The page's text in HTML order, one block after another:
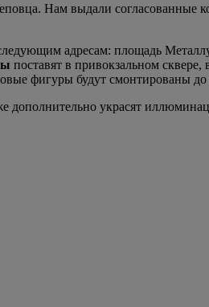
Нам выдали согласованные
адресам: площадь
поставят в привокзальном
фигуры будут смонтированы
дополнительно украсят